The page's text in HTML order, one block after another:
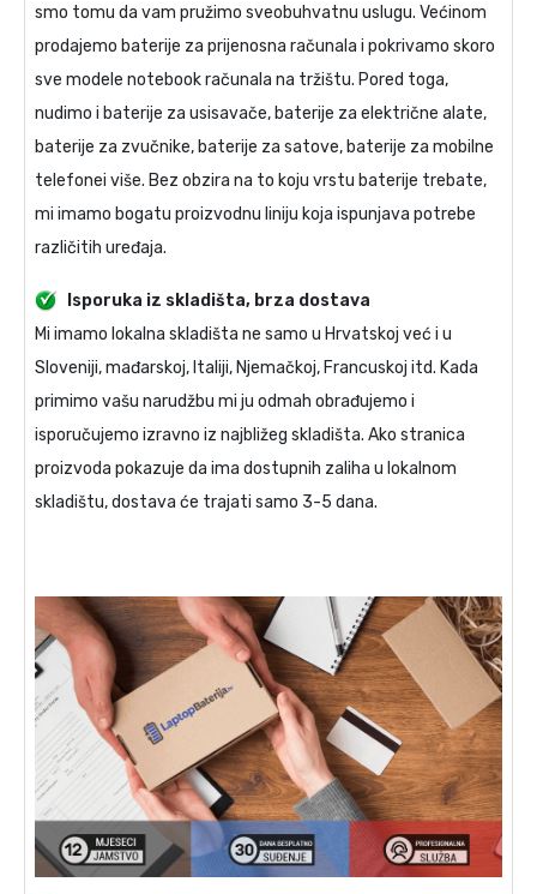
smo tomu da vam pružimo sveobuhvatnu uslugu. Većinom
prodajemo baterije za prijenosna računala i pokrivamo skoro
sve modele notebook računala na tržištu. Pored toga,
nudimo i baterije za usisavače, baterije za električne alate,
baterije za zvučnike, baterije za satove, baterije za mobilne
telefonei više. Bez obzira na to koju vrstu baterije trebate,
mi imamo bogatu proizvodnu liniju koja ispunjava potrebe
različitih uređaja.
Isporuka iz skladišta, brza dostava
Mi imamo lokalna skladišta ne samo u Hrvatskoj već i u
Sloveniji, mađarskoj, Italiji, Njemačkoj, Francuskoj itd. Kada
primimo vašu narudžbu mi ju odmah obrađujemo i
isporučujemo izravno iz najbližeg skladišta. Ako stranica
proizvoda pokazuje da ima dostupnih zaliha u lokalnom
skladištu, dostava će trajati samo 3-5 dana.